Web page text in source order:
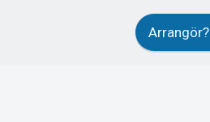
Arrangör?